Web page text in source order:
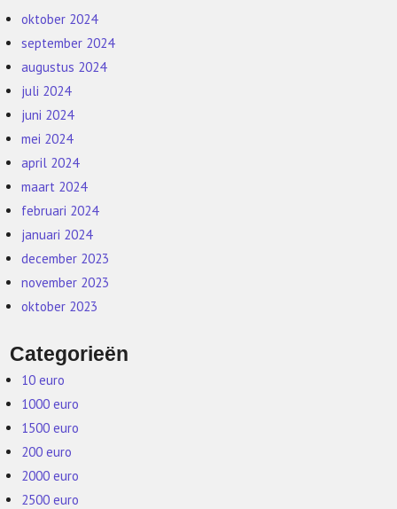
oktober 2024
september 2024
augustus 2024
juli 2024
juni 2024
mei 2024
april 2024
maart 2024
februari 2024
januari 2024
december 2023
november 2023
oktober 2023
Categorieën
10 euro
1000 euro
1500 euro
200 euro
2000 euro
2500 euro